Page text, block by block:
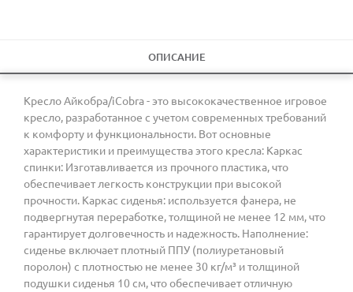
ОПИСАНИЕ
Кресло Айкобра/iCobra - это высококачественное игровое
кресло, разработанное с учетом современных требований
к комфорту и функциональности. Вот основные
характеристики и преимущества этого кресла: Каркас
спинки: Изготавливается из прочного пластика, что
обеспечивает легкость конструкции при высокой
прочности. Каркас сиденья: используется фанера, не
подвергнутая переработке, толщиной не менее 12 мм, что
гарантирует долговечность и надежность. Наполнение:
сиденье включает плотный ППУ (полиуретановый
поролон) с плотностью не менее 30 кг/м³ и толщиной
подушки сиденья 10 см, что обеспечивает отличную